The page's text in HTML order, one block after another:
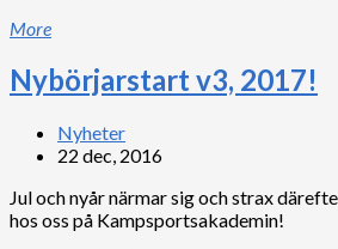
More
Nybörjarstart v3, 2017!
Nyheter
22 dec, 2016
Jul och nyår närmar sig och strax
hos oss på Kampsportsakademin!